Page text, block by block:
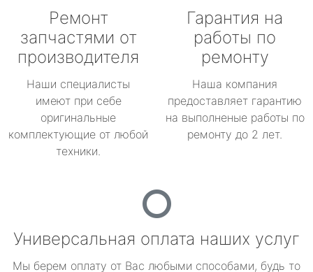
Ремонт
запчастями от
производителя
Наши специалисты
имеют при себе
оригинальные
комплектующие от любой
техники.
Гарантия на
работы по
ремонту
Наша компания
предоставляет гарантию
на выполненые работы по
ремонту до 2 лет.
Универсальная оплата наших услуг
Мы берем оплату от Вас любыми способами, будь то